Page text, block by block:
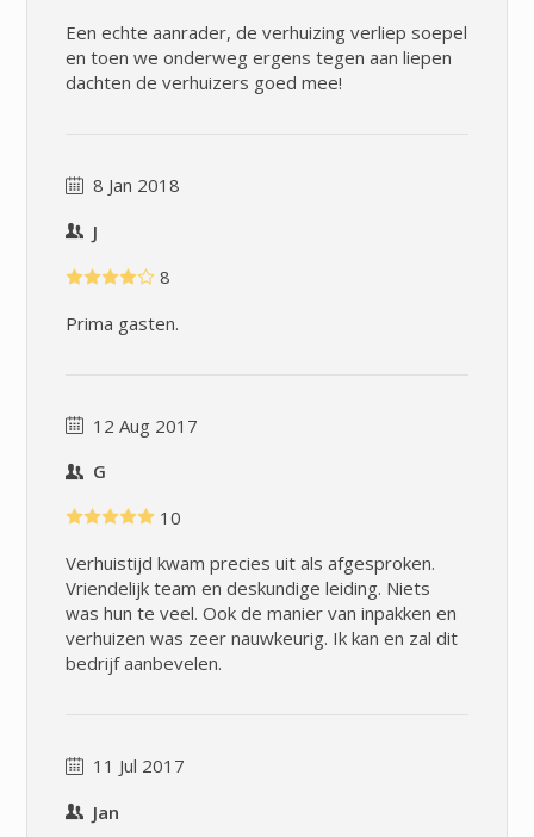
Een echte aanrader, de verhuizing verliep soepel
en toen we onderweg ergens tegen aan liepen
dachten de verhuizers goed mee!
8 Jan 2018
J
8
Prima gasten.
12 Aug 2017
G
10
Verhuistijd kwam precies uit als afgesproken.
Vriendelijk team en deskundige leiding. Niets
was hun te veel. Ook de manier van inpakken en
verhuizen was zeer nauwkeurig. Ik kan en zal dit
bedrijf aanbevelen.
11 Jul 2017
Jan